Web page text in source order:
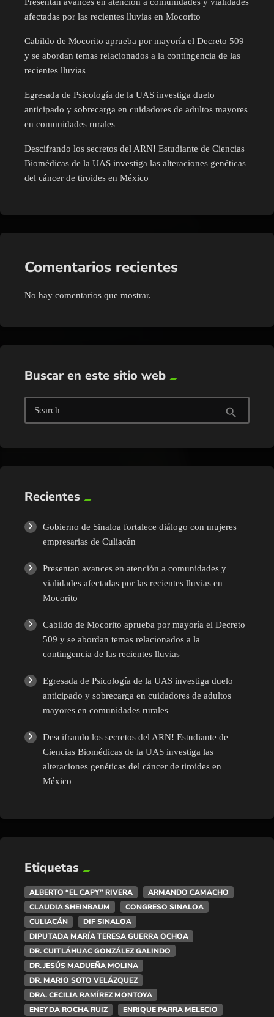
afectadas por las recientes lluvias en Mocorito
Cabildo de Mocorito aprueba por mayoría el Decreto 509
y se abordan temas relacionados a la contingencia de las
recientes lluvias
Egresada de Psicología de la UAS investiga duelo
anticipado y sobrecarga en cuidadores de adultos mayores
en comunidades rurales
Descifrando los secretos del ARN! Estudiante de Ciencias
Biomédicas de la UAS investiga las alteraciones genéticas
del cáncer de tiroides en México
Comentarios recientes
No hay comentarios que mostrar.
Buscar en este sitio web
Search search
Recientes
Gobierno de Sinaloa fortalece diálogo con mujeres
empresarias de Culiacán
Presentan avances en atención a comunidades y
vialidades afectadas por las recientes lluvias en
Mocorito
Cabildo de Mocorito aprueba por mayoría el Decreto
509 y se abordan temas relacionados a la
contingencia de las recientes lluvias
Egresada de Psicología de la UAS investiga duelo
anticipado y sobrecarga en cuidadores de adultos
mayores en comunidades rurales
Descifrando los secretos del ARN! Estudiante de
Ciencias Biomédicas de la UAS investiga las
alteraciones genéticas del cáncer de tiroides en
México
Etiquetas
ALBERTO “EL CAPY” RIVERA
ARMANDO CAMACHO
CLAUDIA SHEINBAUM
CONGRESO SINALOA
CULIACÁN
DIF SINALOA
DIPUTADA MARÍA TERESA GUERRA OCHOA
DR. CUITLÁHUAC GONZÁLEZ GALINDO
DR. JESÚS MADUEÑA MOLINA
DR. MARIO SOTO VELÁZQUEZ
DRA. CECILIA RAMÍREZ MONTOYA
ENEYDA ROCHA RUIZ
ENRIQUE PARRA MELECIO